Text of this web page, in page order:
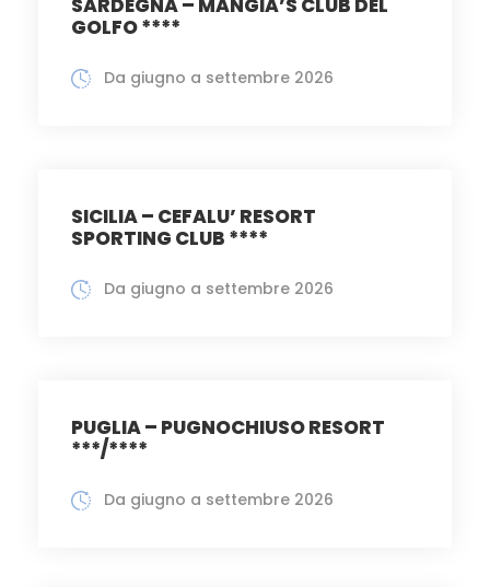
SARDEGNA – MANGIA’S CLUB DEL
GOLFO ****
Da giugno a settembre 2026
SICILIA – CEFALU’ RESORT
SPORTING CLUB ****
Da giugno a settembre 2026
PUGLIA – PUGNOCHIUSO RESORT
***/****
Da giugno a settembre 2026